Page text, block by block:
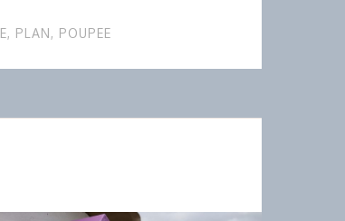
, PLAN, POUPEE